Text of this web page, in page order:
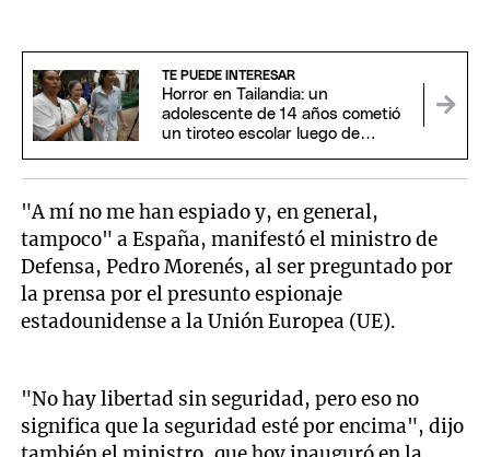
TE PUEDE INTERESAR
Horror en Tailandia: un
adolescente de 14 años cometió
un tiroteo escolar luego de
"A mí no me han espiado y, en general,
tampoco" a España, manifestó el ministro de
Defensa, Pedro Morenés, al ser preguntado por
la prensa por el presunto espionaje
estadounidense a la Unión Europea (UE).
"No hay libertad sin seguridad, pero eso no
significa que la seguridad esté por encima", dijo